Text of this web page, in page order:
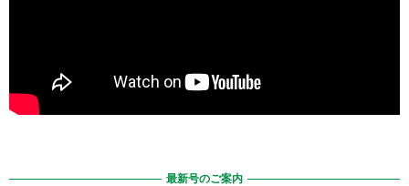
最新号のご案内